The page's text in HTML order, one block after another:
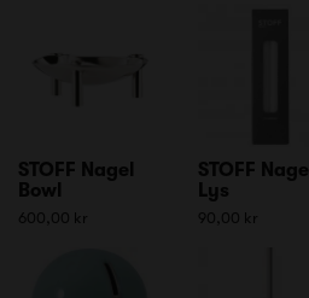
STOFF Nagel
Bowl
600,00 kr
STOFF Nagel
Lys
90,00 kr